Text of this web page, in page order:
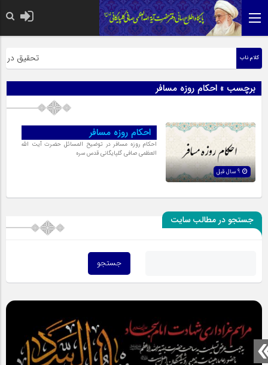
کلام ناب تحقیق در
برچسب » احکام روزه مسافر
احکام روزه مسافر
احکام روزه مسافر در توضیح المسائل حضرت آیت الله
العظمی صافی گلپایگانی قدس سره
جستجو در مطالب سایت